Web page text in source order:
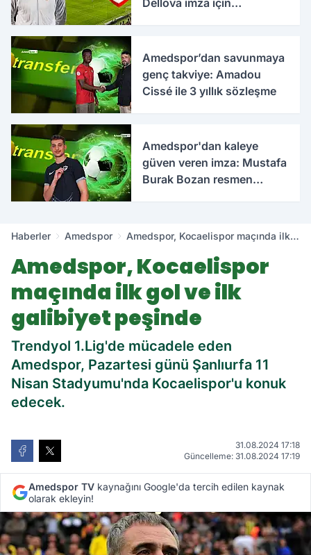
Dellova imza için
Amedspor’dan savunmaya
genç takviye: Amadou
Cissé ile 3 yıllık sözleşme
Amedspor'dan kaleye
güven veren imza: Mustafa
Burak Bozan resmen
Haberler Amedspor
Amedspor, Kocaelispor maçında ilk
Amedspor, Kocaelispor
maçında ilk gol ve ilk
galibiyet peşinde
Trendyol 1.Lig'de mücadele eden
Amedspor, Pazartesi günü Şanlıurfa 11
Nisan Stadyumu'nda Kocaelispor'u konuk
edecek.
31.08.2024 17:18
Güncelleme: 31.08.2024 17:19
Amedspor TV kaynağını Google'da tercih edilen kaynak
olarak ekleyin!